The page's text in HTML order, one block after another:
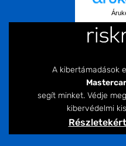
A kibertámadások
segít minket. Védje
kibervédelmi